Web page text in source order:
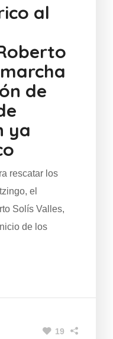
al
de
ya
rescatar los
el
Solís Valles,
de los
19